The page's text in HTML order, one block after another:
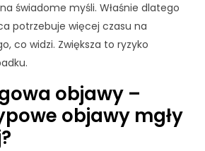
świadome myśli. Właśnie dlatego
potrzebuje więcej czasu na
co widzi. Zwiększa to ryzyko
objawy –
objawy mgły